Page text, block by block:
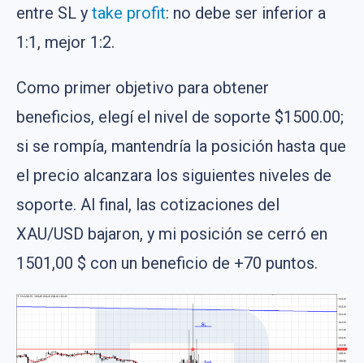
entre SL y take profit: no debe ser inferior a
1:1, mejor 1:2.
Como primer objetivo para obtener
beneficios, elegí el nivel de soporte $1500.00;
si se rompía, mantendría la posición hasta que
el precio alcanzara los siguientes niveles de
soporte. Al final, las cotizaciones del
XAU/USD bajaron, y mi posición se cerró en
1501,00 $ con un beneficio de +70 puntos.